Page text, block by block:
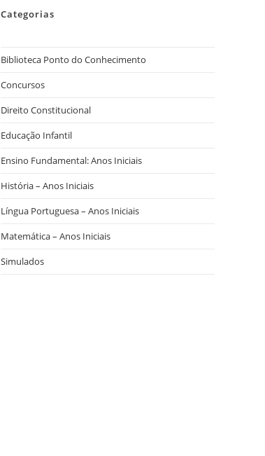
Categorias
Biblioteca Ponto do Conhecimento
Concursos
Direito Constitucional
Educação Infantil
Ensino Fundamental: Anos Iniciais
História – Anos Iniciais
Língua Portuguesa – Anos Iniciais
Matemática – Anos Iniciais
Simulados